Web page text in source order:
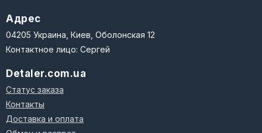
Адрес
04205 Украина, Киев, Оболонская 12
Контактное лицо: Сергей
Detaler.com.ua
Статус заказа
Контакты
Доставка и оплата